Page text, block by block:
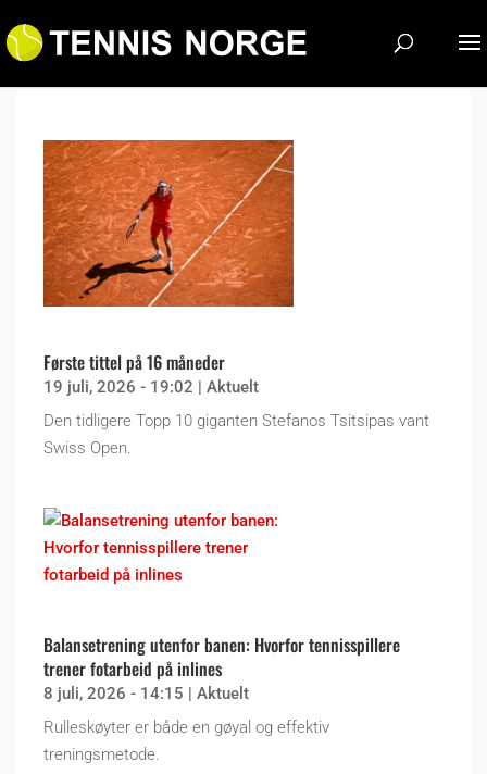
Første tittel på 16 måneder
19 juli, 2026 - 19:02
Aktuelt
Den tidligere Topp 10 giganten Stefanos Tsitsipas vant
Swiss Open.
Balansetrening utenfor banen: Hvorfor tennisspillere
trener fotarbeid på inlines
8 juli, 2026 - 14:15
Aktuelt
Rulleskøyter er både en gøyal og effektiv
treningsmetode.